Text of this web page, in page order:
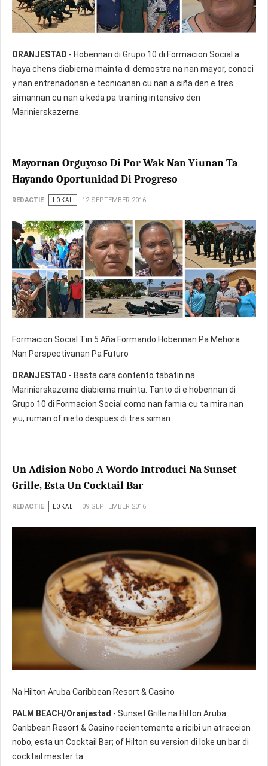
ORANJESTAD - Hobennan di Grupo 10 di Formacion Social a
haya chens diabierna mainta di demostra na nan mayor, conoci
y nan entrenadonan e tecnicanan cu nan a siña den e tres
simannan cu nan a keda pa training intensivo den
Marinierskazerne.
Mayornan Orguyoso Di Por Wak Nan Yiunan Ta
Hayando Oportunidad Di Progreso
REDACTIE LOKAL 12 SEPTEMBER 2016
Formacion Social Tin 5 Aña Formando Hobennan Pa Mehora
Nan Perspectivanan Pa Futuro
ORANJESTAD - Basta cara contento tabatin na
Marinierskazerne diabierna mainta. Tanto di e hobennan di
Grupo 10 di Formacion Social como nan famia cu ta mira nan
yiu, ruman of nieto despues di tres siman.
Un Adision Nobo A Wordo Introduci Na Sunset
Grille, Esta Un Cocktail Bar
REDACTIE LOKAL 09 SEPTEMBER 2016
Na Hilton Aruba Caribbean Resort & Casino
PALM BEACH/Oranjestad - Sunset Grille na Hilton Aruba
Caribbean Resort & Casino recientemente a ricibi un atraccion
nobo, esta un Cocktail Bar; of Hilton su version di loke un bar di
cocktail mester ta.